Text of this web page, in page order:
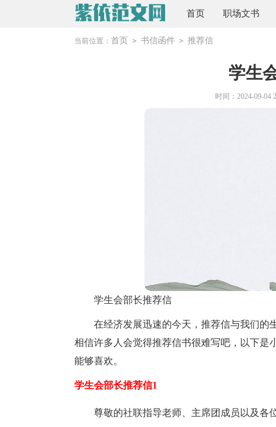
首页 职场文书
当前位置： 首页 > 书信函件 > 推荐信
学生
时间：2024-09-04
学生会部长推荐信
在经济发展迅速的今天，推荐信与我们的
相信许多人会觉得推荐信书很难写吧，以下是
能够喜欢。
学生会部长推荐信1
尊敬的社联指导老师、主席团成员以及各